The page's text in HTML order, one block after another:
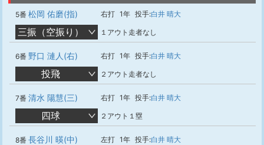
5番 松岡 佑磨(指) 右打 1年 投手:白井 晴大
三振（空振り） １アウト走者なし
6番 野口 漣人(右) 右打 1年 投手:白井 晴大
投飛 ２アウト走者なし
7番 清水 陽慧(三) 右打 1年 投手:白井 晴大
四球 ２アウト１塁
8番 長谷川 暎(中) 左打 1年 投手:白井 晴大